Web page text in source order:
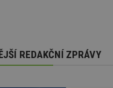
REDAKČNÍ ZPRÁVY